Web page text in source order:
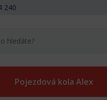
240
Pojezdová kola Alex